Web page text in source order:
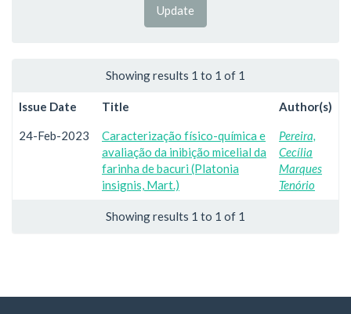
Showing results 1 to 1 of 1
Issue Date Title Author(s)
24-Feb-2023
Caracterização físico-química e
avaliação da inibição micelial da
farinha de bacuri (Platonia
insignis, Mart.)
Pereira,
Cecília
Marques
Tenório
Showing results 1 to 1 of 1